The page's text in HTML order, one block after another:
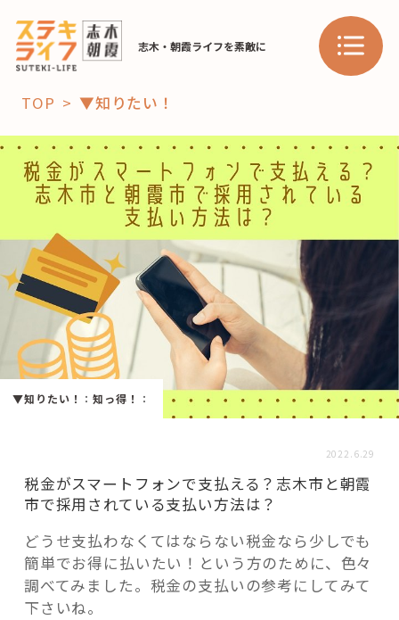
志木・朝霞ライフを素敵に
「コト」
子育て
暮らし
おすすめ
スポット 学び・教育
「場」
HAREL HAREL
活用事例
「モノ」
fleXe リノベ事例
「ひと」
TOP ▼知りたい！
▼知りたい！ ：知っ得！ ：
2022.6.29
税金がスマートフォンで支払える？志木市と朝霞
市で採用されている支払い方法は？
どうせ支払わなくてはならない税金なら少しでも
簡単でお得に払いたい！という方のために、色々
調べてみました。税金の支払いの参考にしてみて
下さいね。